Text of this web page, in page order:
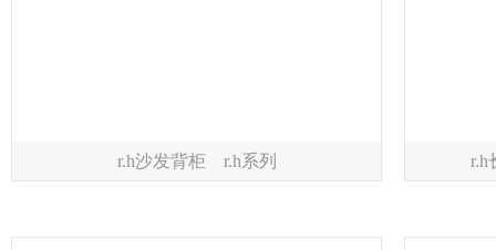
r.h沙发背柜 r.h系列 r.h